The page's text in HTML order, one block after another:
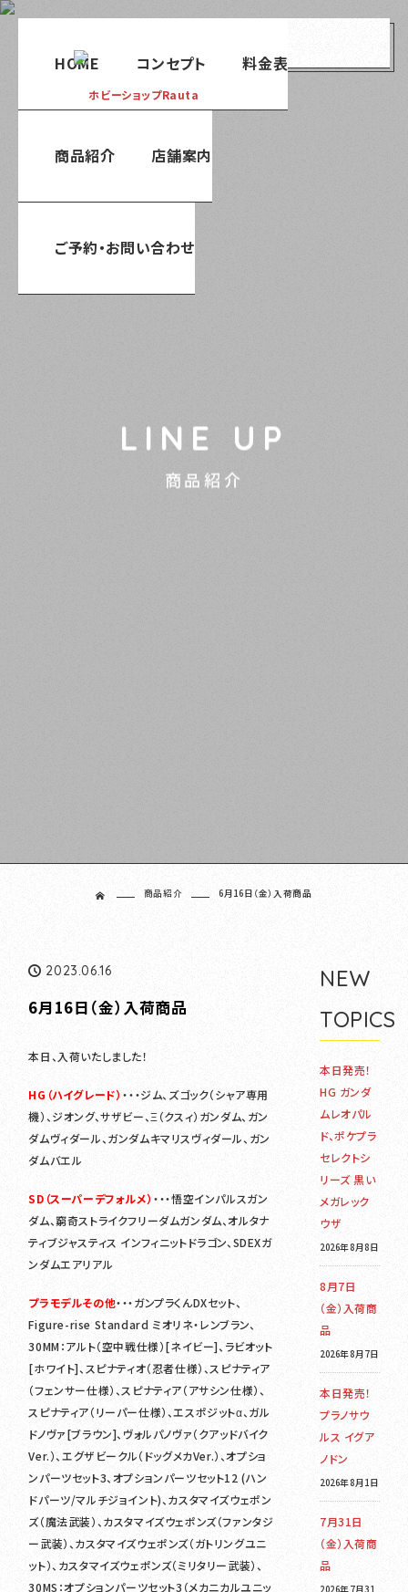
HOME コンセプト 料金表
商品紹介 店舗案内
ご予約・お問い合わせ
LINE UP
商品紹介
ホーム 商品紹介 6月16日（金）入荷商品
2023.06.16
6月16日（金）入荷商品
本日、入荷いたしました！
HG（ハイグレード） ・・・ジム、ズゴック（シャア専用
機）、ジオング、サザビー、Ξ（クスィ）ガンダム、ガン
ダムヴィダール、ガンダムキマリスヴィダール、ガン
ダムバエル
SD（スーパーデフォルメ） ・・・悟空インパルスガン
ダム、窮奇ストライクフリーダムガンダム、オルタナ
ティブジャスティス インフィニットドラゴン、SDEXガ
ンダムエアリアル
プラモデルその他・・・ガンプラくんDXセット、
Figure-rise Standard ミオリネ・レンブラン、
30MM：アルト（空中戦仕様）[ネイビー]、ラビオット
[ホワイト]、スピナティオ（忍者仕様）、スピナティア
（フェンサー仕様）、スピナティア（アサシン仕様）、
スピナティア（リーパー仕様）、エスポジットα、ガル
ドノヴァ[ブラウン]、ヴォルパノヴァ（クアッドバイク
Ver.）、エグザビークル（ドッグメカVer.）、オプショ
ンパーツセット3、オプションパーツセット12 (ハン
ドパーツ/マルチジョイント)、カスタマイズウェポン
ズ（魔法武装）、カスタマイズウェポンズ（ファンタジ
ー武装）、カスタマイズウェポンズ（ガトリングユニ
ット）、カスタマイズウェポンズ（ミリタリー武装）、
30MS：オプションパーツセット3（メカニカルユニッ
NEW
TOPICS
本日発売！
HG ガンダ
ムレオパル
ド、ポケプラ
セレクトシ
リーズ 黒い
メガレック
ウザ
2026年8月8日
8月7日
（金）入荷商
品
2026年8月7日
本日発売！
プラノサウ
ルス イグア
ノドン
2026年8月1日
7月31日
（金）入荷商
品